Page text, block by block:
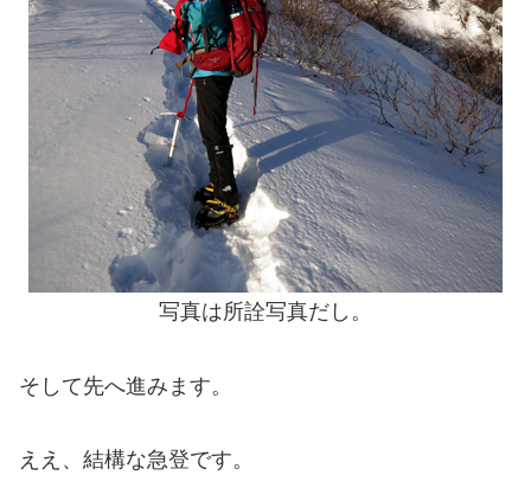
写真は所詮写真だし。
そして先へ進みます。
ええ、結構な急登です。